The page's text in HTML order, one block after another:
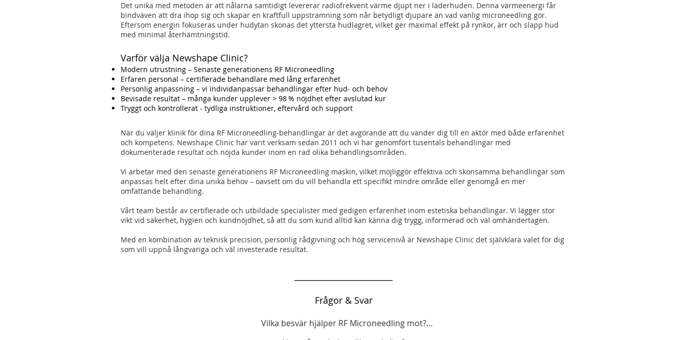
Det unika med metoden är att nålarna samtidigt levererar radiofrekvent värme djupt ner i läderhuden. Denna värmeenergi får
bindväven att dra ihop sig och skapar en kraftfull uppstramning som når betydligt djupare än vad vanlig microneedling gör.
Eftersom energin fokuseras under hudytan skonas det yttersta hudlagret, vilket ger maximal effekt på rynkor, ärr och slapp hud
med minimal återhämtningstid.
Varför välja Newshape Clinic?
Modern utrustning – Senaste generationens RF Microneedling
Erfaren personal – certifierade behandlare med lång erfarenhet
Personlig anpassning – vi individanpassar behandlingar efter hud- och behov
Bevisade resultat – många kunder upplever > 98 % nöjdhet efter avslutad kur
Tryggt och kontrollerat - tydliga instruktioner, eftervård och support
När du väljer klinik för dina RF Microneedling-behandlingar är det avgörande att du vänder dig till en aktör med både erfarenhet
och kompetens. Newshape Clinic har varit verksam sedan 2011 och vi har genomfört tusentals behandlingar med
dokumenterade resultat och nöjda kunder inom en rad olika behandlingsområden.
Vi arbetar med den senaste generationens RF Microneedling maskin, vilket möjliggör effektiva och skonsamma behandlingar som
anpassas helt efter dina unika behov – oavsett om du vill behandla ett specifikt mindre område eller genomgå en mer
omfattande behandling.
Vårt team består av certifierade och utbildade specialister med gedigen erfarenhet inom estetiska behandlingar. Vi lägger stor
vikt vid säkerhet, hygien och kundnöjdhet, så att du som kund alltid kan känna dig trygg, informerad och väl omhändertagen.
Med en kombination av teknisk precision, personlig rådgivning och hög servicenivå är Newshape Clinic det självklara valet för dig
som vill uppnå långvariga och väl investerade resultat.
Frågor & Svar
Vilka besvär hjälper RF Microneedling mot?